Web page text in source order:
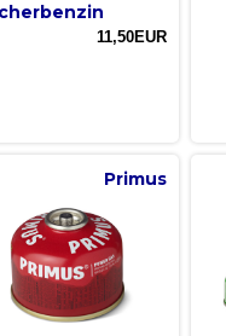
11,50EUR
Primus